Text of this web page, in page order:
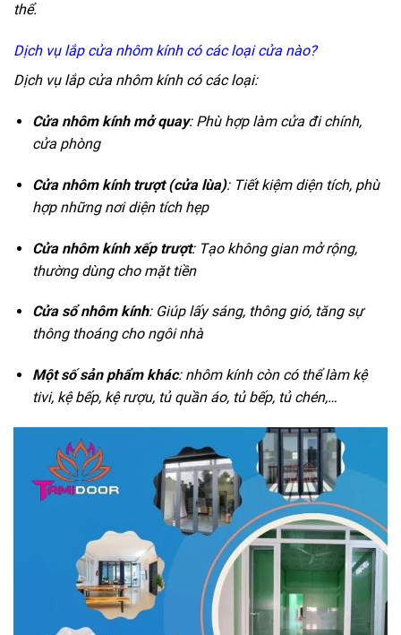
thể.
Dịch vụ lắp cửa nhôm kính có các loại cửa nào?
Dịch vụ lắp cửa nhôm kính có các loại:
Cửa nhôm kính mở quay: Phù hợp làm cửa đi chính,
cửa phòng
Cửa nhôm kính trượt (cửa lùa): Tiết kiệm diện tích, phù
hợp những nơi diện tích hẹp
Cửa nhôm kính xếp trượt: Tạo không gian mở rộng,
thường dùng cho mặt tiền
Cửa sổ nhôm kính: Giúp lấy sáng, thông gió, tăng sự
thông thoáng cho ngôi nhà
Một số sản phẩm khác: nhôm kính còn có thể làm kệ
tivi, kệ bếp, kệ rượu, tủ quần áo, tủ bếp, tủ chén,…